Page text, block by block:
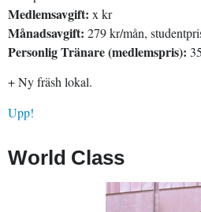
Medlemsavgift: x kr
Månadsavgift: 279 kr/mån,
Personlig Tränare (medlemspris):
+ Ny fräsh lokal.
Upp!
World Class